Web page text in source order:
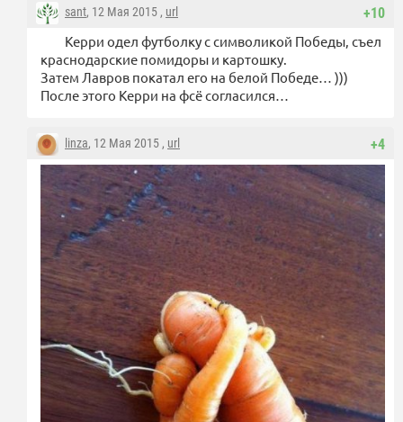
+10
sant, 12 Мая 2015 , url
Керри одел футболку с символикой Победы, съел
краснодарские помидоры и картошку.
Затем Лавров покатал его на белой Победе… )))
После этого Керри на фсё согласился…
+4
linza, 12 Мая 2015 , url